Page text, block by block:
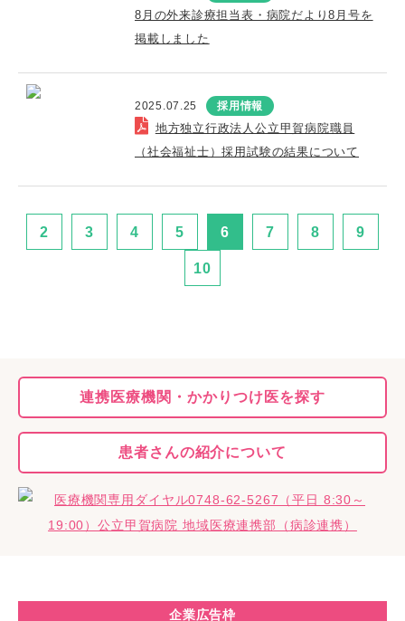
8月の外来診療担当表・病院だより8月号を
掲載しました
2025.07.25 採用情報
地方独立行政法人公立甲賀病院職員
（社会福祉士）採用試験の結果について
2 3 4 5 6 7 8 9
10
連携医療機関・かかりつけ医を探す
患者さんの紹介について
企業広告枠